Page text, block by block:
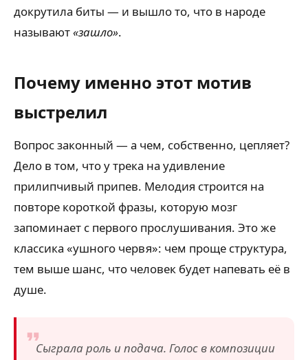
докрутила биты — и вышло то, что в народе
называют«зашло».
Почему именно этот мотив
выстрелил
Вопрос законный — а чем, собственно, цепляет?
Дело в том, что у трека на удивление
прилипчивый припев. Мелодия строится на
повторе короткой фразы, которую мозг
запоминает с первого прослушивания. Это же
классика «ушного червя»: чем проще структура,
тем выше шанс, что человек будет напевать её в
душе.
Сыграла роль и подача. Голос в композиции